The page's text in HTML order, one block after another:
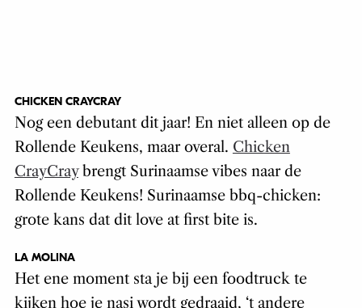
CHICKEN CRAYCRAY
Nog een debutant dit jaar! En niet alleen op de
Rollende Keukens, maar overal. Chicken
CrayCraybrengt Surinaamse vibes naar de
Rollende Keukens! Surinaamse bbq-chicken:
grote kans dat dit love at first bite is.
LA MOLINA
Het ene moment sta je bij een foodtruck te
kijken hoe je nasi wordt gedraaid, ‘t andere